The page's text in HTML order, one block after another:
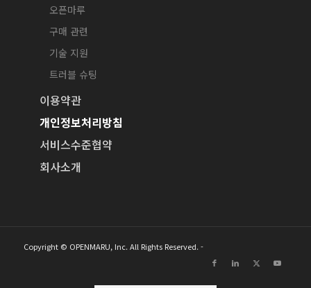
오픈마루
구매 관련
기술 지원
트러블 슈팅
이용약관
개인정보처리방침
서비스수준협약
회사소개
Copyright © OPENMARU, Inc. All Rights Reserved. -